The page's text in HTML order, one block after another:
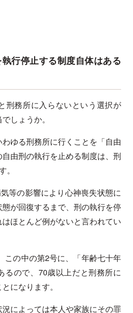
行停止する制度自体はある
務所に入らないという選択が
しょうか。
ゆる刑務所に行くことを「自由
由刑の執行を止める制度は、刑
等の影響により心神喪失状態に
が回復するまで、刑の執行を停
ほとんど例がないと言われてい
この中の第2号に、「年齢七十年
るので、70歳以上だと刑務所に
になります。
によっては本人や家族にその罪